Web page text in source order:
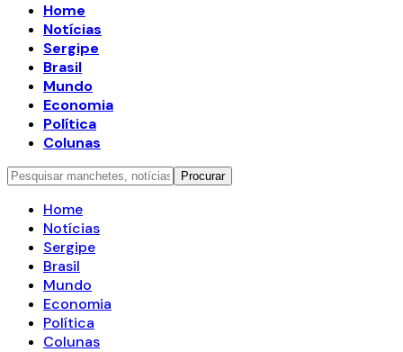
Home
Notícias
Sergipe
Brasil
Mundo
Economia
Política
Colunas
Home
Notícias
Sergipe
Brasil
Mundo
Economia
Política
Colunas